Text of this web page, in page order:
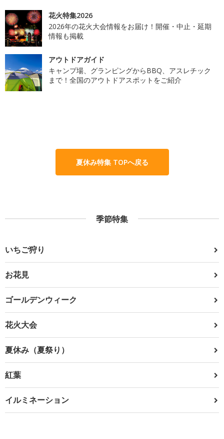
花火特集2026
2026年の花火大会情報をお届け！開催・中止・延期
情報も掲載
アウトドアガイド
キャンプ場、グランピングからBBQ、アスレチック
まで！全国のアウトドアスポットをご紹介
夏休み特集 TOPへ戻る
季節特集
いちご狩り
お花見
ゴールデンウィーク
花火大会
夏休み（夏祭り）
紅葉
イルミネーション